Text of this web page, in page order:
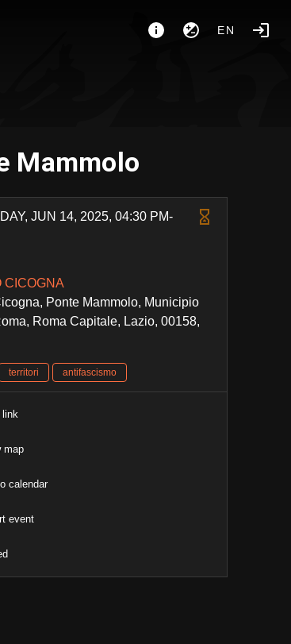
EN
Mammolo
JUN 14, 2025, 04:30 PM-
CICOGNA
Ponte Mammolo, Municipio
Roma Capitale, Lazio, 00158,
territori antifascismo
link
map
calendar
event